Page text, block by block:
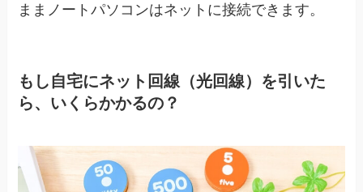
ままノートパソコンはネットに接続できます。
もし自宅にネット回線（光回線）を引いた
ら、いくらかかるの？